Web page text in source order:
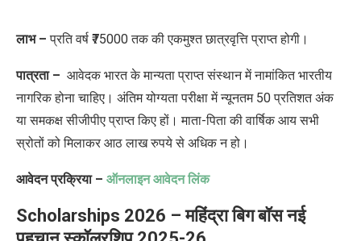
लाभ – प्रति वर्ष ₹75000 तक की एकमुश्त छात्रवृत्ति प्राप्त होगी।
पात्रता – आवेदक भारत के मान्यता प्राप्त संस्थान में नामांकित भारतीय
नागरिक होना चाहिए। अंतिम योग्यता परीक्षा में न्यूनतम 50 प्रतिशत अंक
या समकक्ष सीजीपीए प्राप्त किए हों। माता-पिता की वार्षिक आय सभी
स्रोतों को मिलाकर आठ लाख रुपये से अधिक न हो।
आवेदन प्रक्रिया – ऑनलाइन आवेदन लिंक
Scholarships 2026 – महिंद्रा बिग बॉस नई